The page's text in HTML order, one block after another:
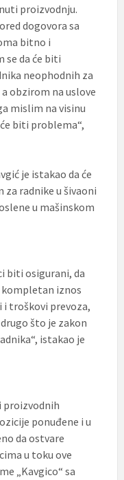
proizvodnju.
dogovora sa
bitno i
se da će biti
neophodnih za
obzirom na uslove
mislim na visinu
biti problema“,
je istakao da će
radnike u šivaoni
u mašinskom
biti osigurani, da
kompletan iznos
i troškovi prevoza,
što je zakon
istakao je
proizvodnih
ponuđene i u
da ostvare
u toku ove
„Kavgico“ sa